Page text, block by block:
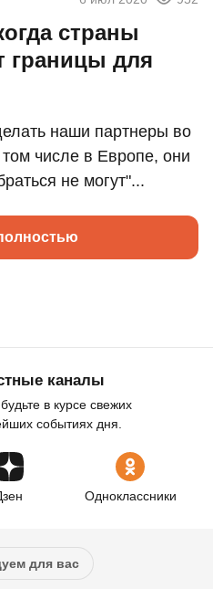
страны
границы для
наши партнеры во
числе в Европе, они
не могут"...
каналы
в курсе свежих
событиях дня.
Одноклассники
для вас